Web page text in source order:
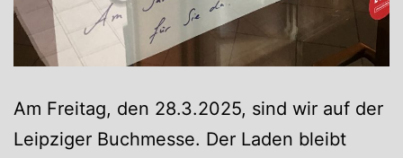
Am Freitag, den 28.3.2025, sind wir auf der
Leipziger Buchmesse. Der Laden bleibt